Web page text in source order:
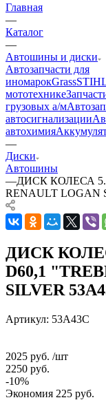
Главная
—
Каталог
—
Автошины и диски
Автозапчасти для
иномарокGrass
мототехнике
грузовых а/м
автосигнализации
автохимия
—
Диски
Автошины
—ДИСК КОЛЕСА
RENAULT LOGAN
ДИСК
D60,1
SILVER
Артикул: 53A43C
2025 руб. /шт
2250 руб.
-10%
Экономия 225 руб.